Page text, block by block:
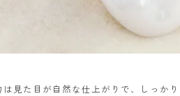
見た目が自然な仕上がりで、しっか